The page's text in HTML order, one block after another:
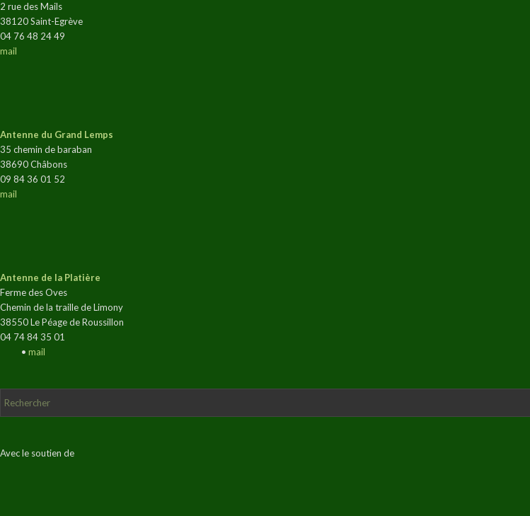
2 rue des Mails
38120 Saint-Egrève
04 76 48 24 49
mail
Antenne du Grand Lemps
35 chemin de baraban
38690 Châbons
09 84 36 01 52
mail
Antenne de la Platière
Ferme des Oves
Chemin de la traille de Limony
38550 Le Péage de Roussillon
04 74 84 35 01
• mail
Avec le soutien de